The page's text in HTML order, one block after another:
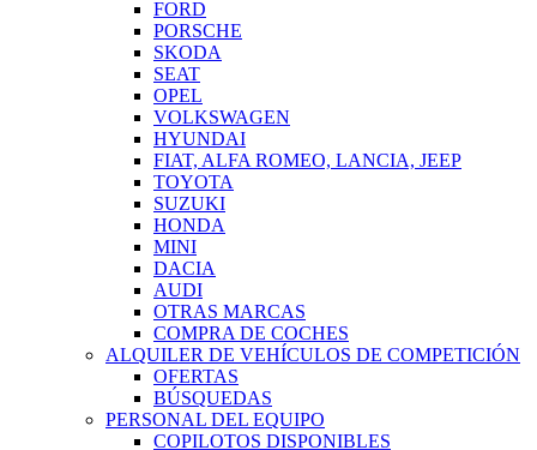
FORD
PORSCHE
SKODA
SEAT
OPEL
VOLKSWAGEN
HYUNDAI
FIAT, ALFA ROMEO, LANCIA, JEEP
TOYOTA
SUZUKI
HONDA
MINI
DACIA
AUDI
OTRAS MARCAS
COMPRA DE COCHES
ALQUILER DE VEHÍCULOS DE COMPETICIÓN
OFERTAS
BÚSQUEDAS
PERSONAL DEL EQUIPO
COPILOTOS DISPONIBLES